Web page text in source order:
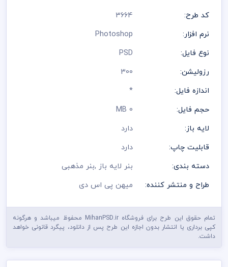
کد طرح:
3664
نرم افزار:
Photoshop
نوع فایل:
PSD
رزولیشن:
300
اندازه فایل:
*
حجم فایل:
0 MB
لایه باز:
دارد
قابلیت چاپ:
دارد
دسته بندی:
بنر لایه باز ,بنر مذهبی
طراح و منتشر کننده:
میهن پی اس دی
تمام حقوق این طرح برای فروشگاه MihanPSD.ir محفوظ میباشد و هرگونه
کپی برداری یا انتشار بدون اجازه این طرح پس از دانلود، پیگرد قانونی خواهد
داشت.
قرار داده شده است
می باشد